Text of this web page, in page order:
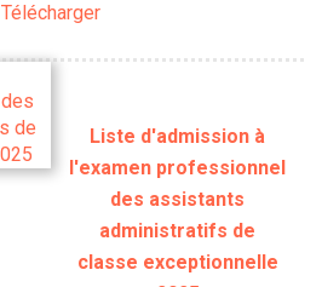
Télécharger
Liste d'admission à
l'examen professionnel
des assistants
administratifs de
classe exceptionnelle